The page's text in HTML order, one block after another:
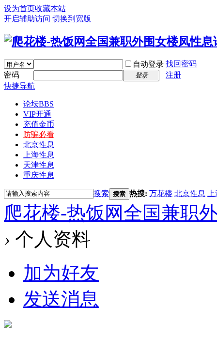
设为首页收藏本站
开启辅助访问 切换到宽版
自动登录 找回密码
密码
登录
注册
快捷导航
论坛BBS
VIP开通
充值金币
防骗必看
北京性息
上海性息
天津性息
重庆性息
搜索 搜索 热搜: 万花楼 北京性息
爬花楼-热饭网全国兼职
› 个人资料
加为好友
发送消息